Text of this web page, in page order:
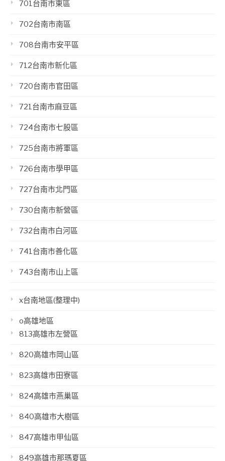
701台南市東區
702台南市南區
708台南市安平區
712台南市新化區
720台南市官田區
721台南市麻豆區
724台南市七股區
725台南市將軍區
726台南市學甲區
727台南市北門區
730台南市新營區
732台南市白河區
741台南市善化區
743台南市山上區
x台南地區(整理中)
o高雄地區
813高雄市左營區
820高雄市岡山區
823高雄市田寮區
824高雄市燕巢區
840高雄市大樹區
847高雄市甲仙區
849高雄市那瑪夏區